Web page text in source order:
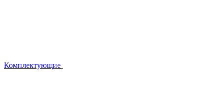
Комплектующие